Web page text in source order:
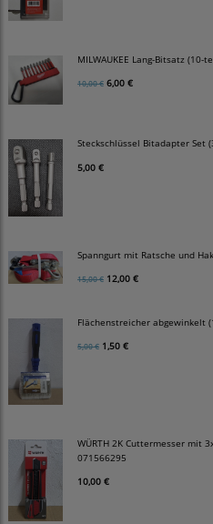
MILWAUKEE Lang-Bitsatz (10-
10,00 € 6,00 €
Steckschlüssel Bitadapter Set
5,00 €
Spanngurt mit Ratsche und
15,00 € 12,00 €
Flächenstreicher abgewinkelt
5,00 € 1,50 €
WÜRTH 2K Cuttermesser mit
071566295
10,00 €